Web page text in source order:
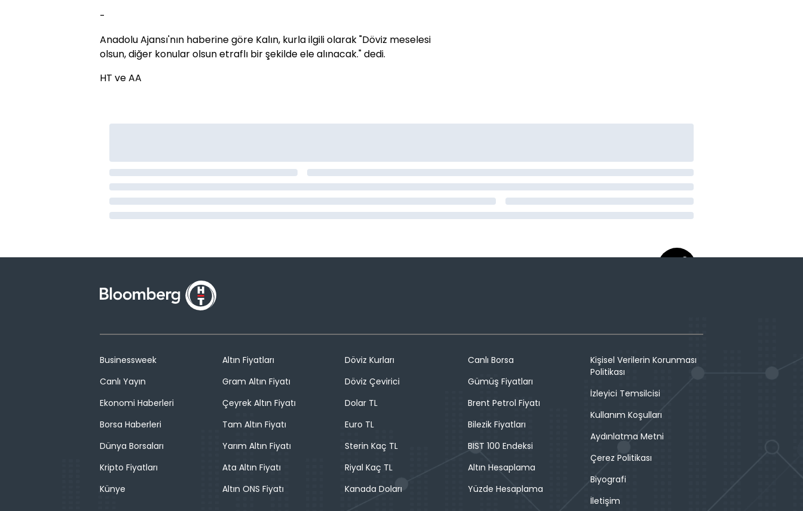
-
Anadolu Ajansı'nın haberine göre Kalın, kurla ilgili olarak "Döviz meselesi
olsun, diğer konular olsun etraflı bir şekilde ele alınacak." dedi.
HT ve AA
Businessweek
Canlı Yayın
Ekonomi Haberleri
Borsa Haberleri
Dünya Borsaları
Kripto Fiyatları
Künye
Altın Fiyatları
Gram Altın Fiyatı
Çeyrek Altın Fiyatı
Tam Altın Fiyatı
Yarım Altın Fiyatı
Ata Altın Fiyatı
Altın ONS Fiyatı
Döviz Kurları
Döviz Çevirici
Dolar TL
Euro TL
Sterin Kaç TL
Riyal Kaç TL
Kanada Doları
Canlı Borsa
Gümüş Fiyatları
Brent Petrol Fiyatı
Bilezik Fiyatları
BIST 100 Endeksi
Altın Hesaplama
Yüzde Hesaplama
Kişisel Verilerin Korunması
Politikası
İzleyici Temsilcisi
Kullanım Koşulları
Aydınlatma Metni
Çerez Politikası
Biyografi
İletişim